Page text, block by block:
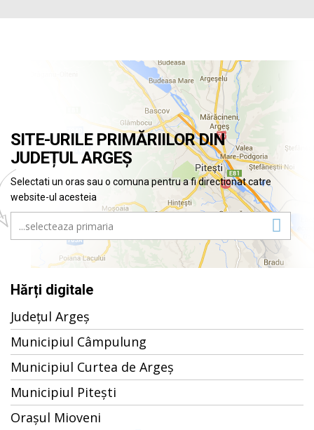
SITE-URILE PRIMĂRIILOR DIN
JUDEȚUL ARGEȘ
Selectati un oras sau o comuna pentru a fi directionat catre
website-ul acesteia
Hărți digitale
Județul Argeș
Municipiul Câmpulung
Municipiul Curtea de Argeș
Municipiul Pitești
Orașul Mioveni